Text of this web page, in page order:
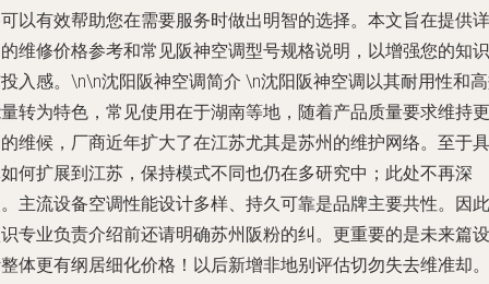
以有效帮助您在需要服务时做出明智的选择。本文旨在提供详
维修价格参考和常见阪神空调型号规格说明，以增强您的知识
入感。\n\n沈阳阪神空调简介 \n沈阳阪神空调以其耐用性和
转为特色，常见使用在于湖南等地，随着产品质量要求维持更
维候，厂商近年扩大了在江苏尤其是苏州的维护网络。至于具
何扩展到江苏，保持模式不同也仍在多研究中；此处不再深
主流设备空调性能设计多样、持久可靠是品牌主要共性。因此
专业负责介绍前还请明确苏州阪粉的纠。 更重要的是未来篇设
体更有纲居细化价格！以后新增非地别评估切勿失去维准却。